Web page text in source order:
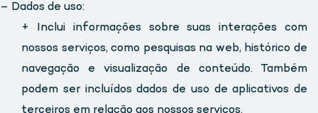
– Dados de uso:
+ Inclui informações sobre suas interações com
nossos serviços, como pesquisas na web, histórico de
navegação e visualização de conteúdo. Também
podem ser incluídos dados de uso de aplicativos de